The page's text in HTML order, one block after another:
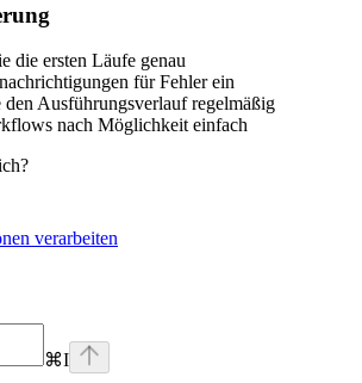
die ersten Läufe genau
für Fehler ein
Ausführungsverlauf regelmäßig
nach Möglichkeit einfach
verarbeiten
⌘I